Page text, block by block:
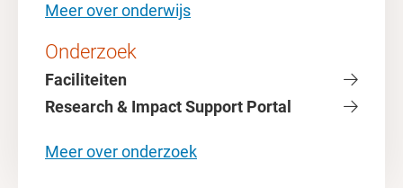
Meer over onderwijs
Onderzoek
Faciliteiten
Research & Impact Support Portal
Meer over onderzoek